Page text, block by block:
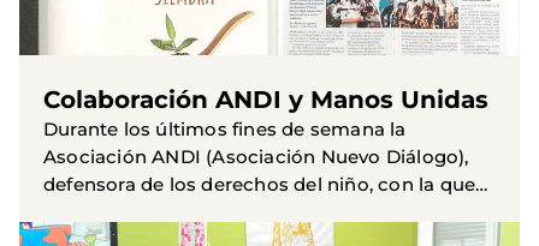
Colaboración ANDI y Manos Unidas
Durante los últimos fines de semana la
Asociación ANDI (Asociación Nuevo Diálogo),
defensora de los derechos del niño, con la que
está realizando sus...